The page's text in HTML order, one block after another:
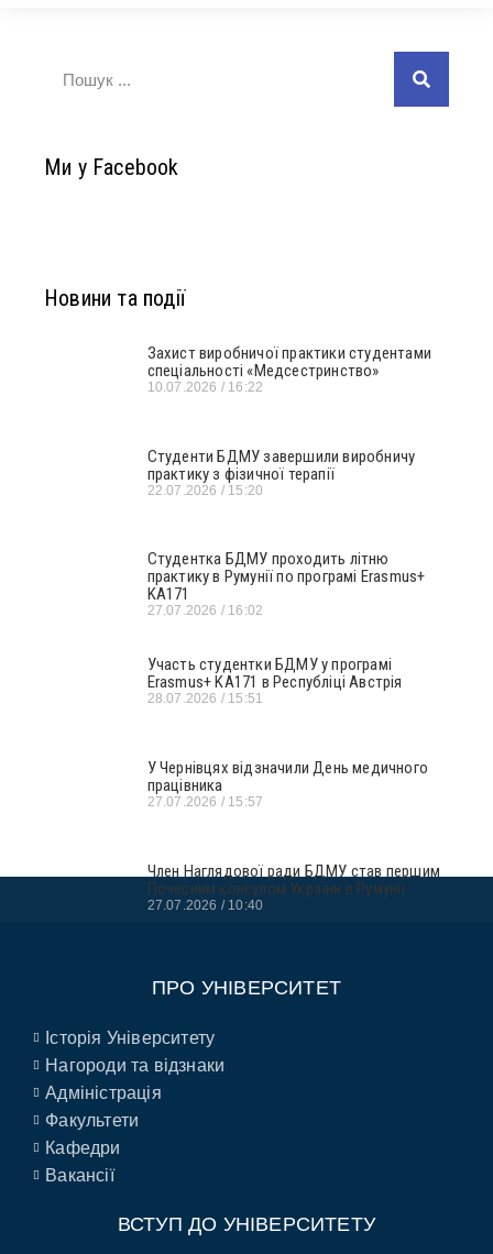
Ми у Facebook
Новини та події
Захист виробничої практики студентами
спеціальності «Медсестринство»
10.07.2026 16:22
Студенти БДМУ завершили виробничу
практику з фізичної терапії
22.07.2026 15:20
Студентка БДМУ проходить літню
практику в Румунії по програмі Erasmus+
KA171
27.07.2026 16:02
Участь студентки БДМУ у програмі
Erasmus+ KA171 в Республіці Австрія
28.07.2026 15:51
У Чернівцях відзначили День медичного
працівника
27.07.2026 15:57
Член Наглядової ради БДМУ став першим
Почесним консулом України в Румунії
27.07.2026 10:40
ПРО УНІВЕРСИТЕТ
Історія Університету
Нагороди та відзнаки
Адміністрація
Факультети
Кафедри
Вакансії
ВСТУП ДО УНІВЕРСИТЕТУ